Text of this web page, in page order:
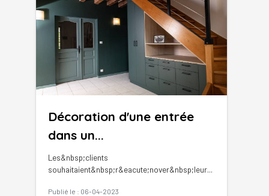
Décoration d'une entrée
dans un...
Les&nbsp;clients
souhaitaient&nbsp;r&eacute;nover&nbsp;leur...
Publié le : 06-04-2023